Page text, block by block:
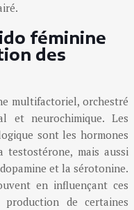
féminine
des
multifactoriel, orchestré
et neurochimique. Les
sont les hormones
testostérone, mais aussi
et la sérotonine.
en influençant ces
de certaines